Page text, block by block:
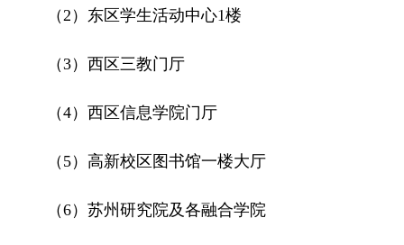
（2）东区学生活动中心1楼
（3）西区三教门厅
（4）西区信息学院门厅
（5）高新校区图书馆一楼大厅
（6）苏州研究院及各融合学院